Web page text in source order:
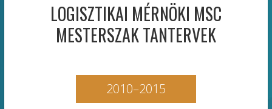
LOGISZTIKAI MÉRNÖKI MSC
MESTERSZAK TANTERVEK
2010–2015